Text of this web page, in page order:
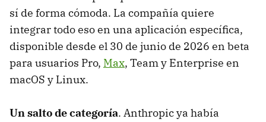
sí de forma cómoda. La compañía quiere
integrar todo eso en una aplicación específica,
disponible desde el 30 de junio de 2026 en beta
para usuarios Pro, Max, Team y Enterprise en
macOS y Linux.
Un salto de categoría. Anthropic ya había